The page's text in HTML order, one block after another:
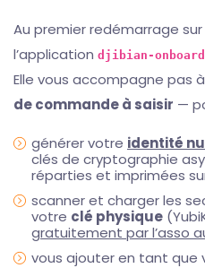
Au premier redémarrage
l’application djibian-
Elle vous accompagne pas
de commande à saisir —
générer votre identité
clés de cryptographie
réparties et imprimées
scanner et charger les
votre clé physique
gratuitement par l’asso
vous ajouter en tant que